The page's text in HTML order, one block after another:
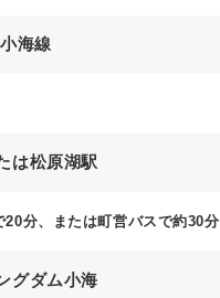
海線
は松原湖駅
20分、または町営バスで約30分
グダム小海